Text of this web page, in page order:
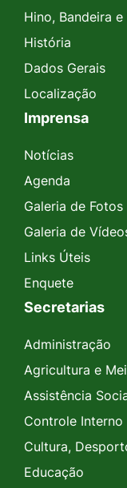
Hino, Bandeira e
História
Dados Gerais
Localização
Imprensa
Notícias
Agenda
Galeria de Fotos
Galeria de
Links Úteis
Enquete
Secretarias
Administração
Agricultura e
Assistência
Controle Interno
Cultura,
Educação